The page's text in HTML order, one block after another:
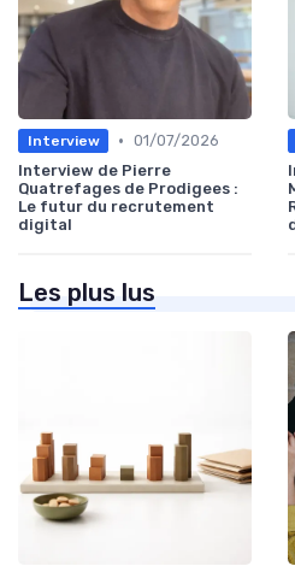
Interview • 01/07/2026
Interview de Pierre
Quatrefages de Prodigees :
Le futur du recrutement
digital
Les plus lus